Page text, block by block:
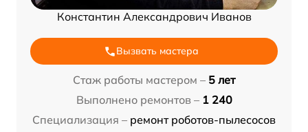
Константин Александрович Иванов
Вызвать мастера
Стаж работы мастером – 5 лет
Выполнено ремонтов – 1 240
Специализация – ремонт роботов-пылесосов